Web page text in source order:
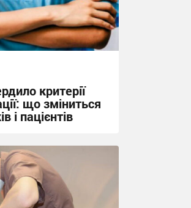
критерії
що зміниться
і пацієнтів